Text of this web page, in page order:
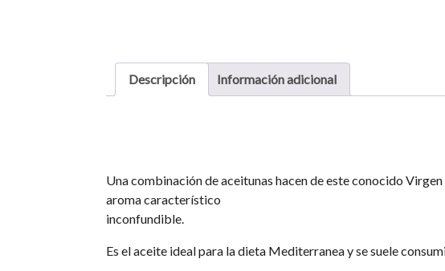
Descripción Información adicional
Una combinación de aceitunas hacen de este conocido
aroma característico
inconfundible.
Es el aceite ideal para la dieta Mediterranea y se suele